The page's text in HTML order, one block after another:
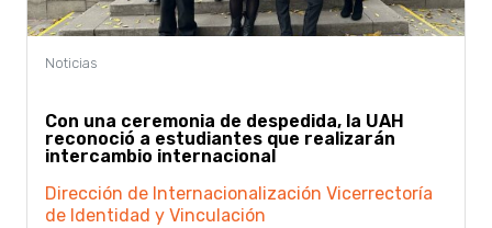
Con una ceremonia de despedida, la UAH
reconoció a estudiantes que realizarán
intercambio internacional
Dirección de Internacionalización Vicerrectoría
de Identidad y Vinculación